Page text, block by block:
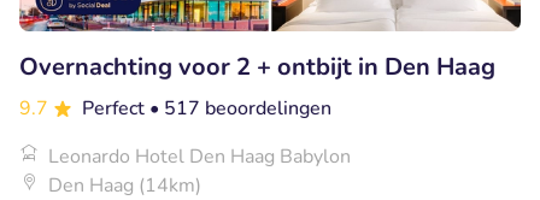
Overnachting voor 2 + ontbijt in Den Haag
9.7 Perfect • 517 beoordelingen
Leonardo Hotel Den Haag Babylon
Den Haag (14km)